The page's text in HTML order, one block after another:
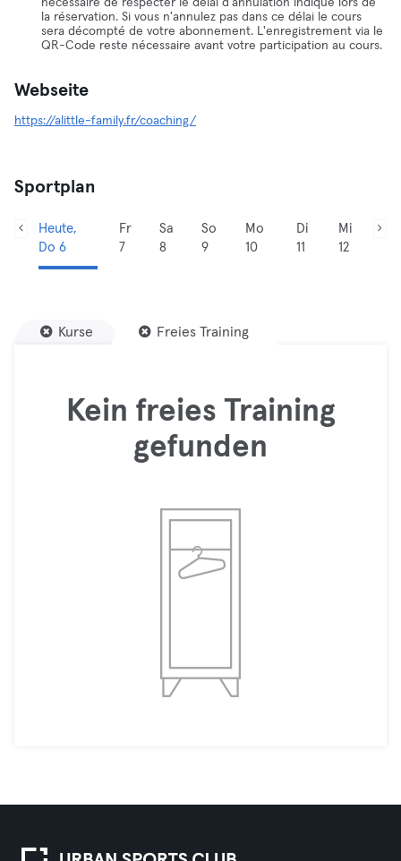
nécessaire de respecter le délai d'annulation indiqué lors de
la réservation. Si vous n'annulez pas dans ce délai le cours
sera décompté de votre abonnement. L'enregistrement via le
QR-Code reste nécessaire avant votre participation au cours.
Webseite
https://alittle-family.fr/coaching/
Sportplan
Heute,
Do 6
Fr
7
Sa
8
So
9
Mo
10
Di
11
Mi
12
Kurse Freies Training
Kein freies Training
gefunden